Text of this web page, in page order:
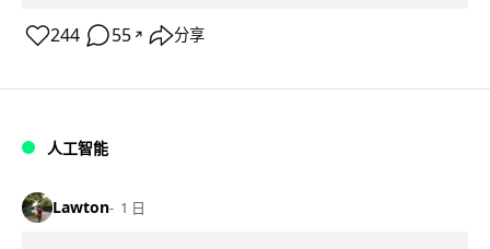
244 55 ↗ 分享
人工智能
Lawton 1 日